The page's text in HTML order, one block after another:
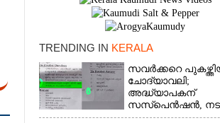
TRENDING IN KERALA
സവർക്കറെ
ചോദ്യാവലി;
അദ്ധ്യാപകന്
സസ്‌പെൻഷൻ,
വിദ്യാഭ്യാസ